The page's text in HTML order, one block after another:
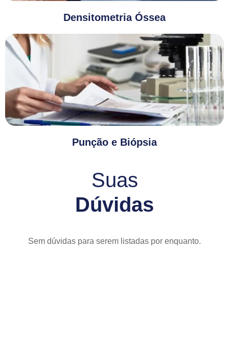
Densitometria Óssea
Punção e Biópsia
Suas
Dúvidas
Sem dúvidas para serem listadas por enquanto.